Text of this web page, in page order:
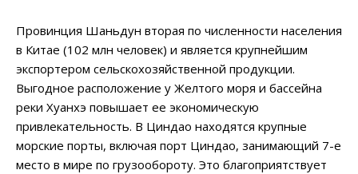
Провинция Шаньдун вторая по численности населения
в Китае (102 млн человек) и является крупнейшим
экспортером сельскохозяйственной продукции.
Выгодное расположение у Желтого моря и бассейна
реки Хуанхэ повышает ее экономическую
привлекательность. В Циндао находятся крупные
морские порты, включая порт Циндао, занимающий 7-е
место в мире по грузообороту. Это благоприятствует